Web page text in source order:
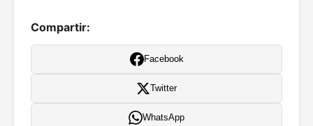
Compartir:
Facebook
Twitter
WhatsApp